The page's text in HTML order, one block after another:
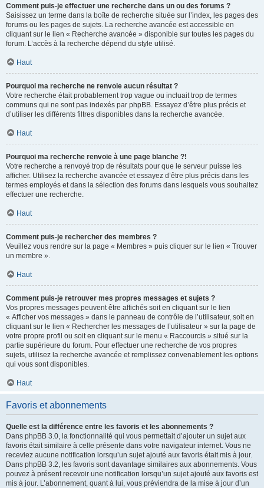
Comment puis-je effectuer une recherche dans un ou des forums ?
Saisissez un terme dans la boîte de recherche située sur l’index, les pages des
forums ou les pages de sujets. La recherche avancée est accessible en
cliquant sur le lien « Recherche avancée » disponible sur toutes les pages du
forum. L’accès à la recherche dépend du style utilisé.
Haut
Pourquoi ma recherche ne renvoie aucun résultat ?
Votre recherche était probablement trop vague ou incluait trop de termes
communs qui ne sont pas indexés par phpBB. Essayez d’être plus précis et
d’utiliser les différents filtres disponibles dans la recherche avancée.
Haut
Pourquoi ma recherche renvoie à une page blanche ?!
Votre recherche a renvoyé trop de résultats pour que le serveur puisse les
afficher. Utilisez la recherche avancée et essayez d’être plus précis dans les
termes employés et dans la sélection des forums dans lesquels vous souhaitez
effectuer une recherche.
Haut
Comment puis-je rechercher des membres ?
Veuillez vous rendre sur la page « Membres » puis cliquer sur le lien « Trouver
un membre ».
Haut
Comment puis-je retrouver mes propres messages et sujets ?
Vos propres messages peuvent être affichés soit en cliquant sur le lien
« Afficher vos messages » dans le panneau de contrôle de l’utilisateur, soit en
cliquant sur le lien « Rechercher les messages de l’utilisateur » sur la page de
votre propre profil ou soit en cliquant sur le menu « Raccourcis » situé sur la
partie supérieure du forum. Pour effectuer une recherche de vos propres
sujets, utilisez la recherche avancée et remplissez convenablement les options
qui vous sont disponibles.
Haut
Favoris et abonnements
Quelle est la différence entre les favoris et les abonnements ?
Dans phpBB 3.0, la fonctionnalité qui vous permettait d’ajouter un sujet aux
favoris était similaire à celle présente dans votre navigateur internet. Vous ne
receviez aucune notification lorsqu’un sujet ajouté aux favoris était mis à jour.
Dans phpBB 3.2, les favoris sont davantage similaires aux abonnements. Vous
pouvez à présent recevoir une notification lorsqu’un sujet ajouté aux favoris est
mis à jour. L’abonnement, quant à lui, vous préviendra de la mise à jour d’un